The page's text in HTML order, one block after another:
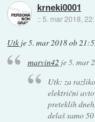
krneki0001
:: 5. mar 2018,
Utk je5. mar 2018 ob
marvin42je5. mar
Utk: za
električni
preteklih
delaš samo